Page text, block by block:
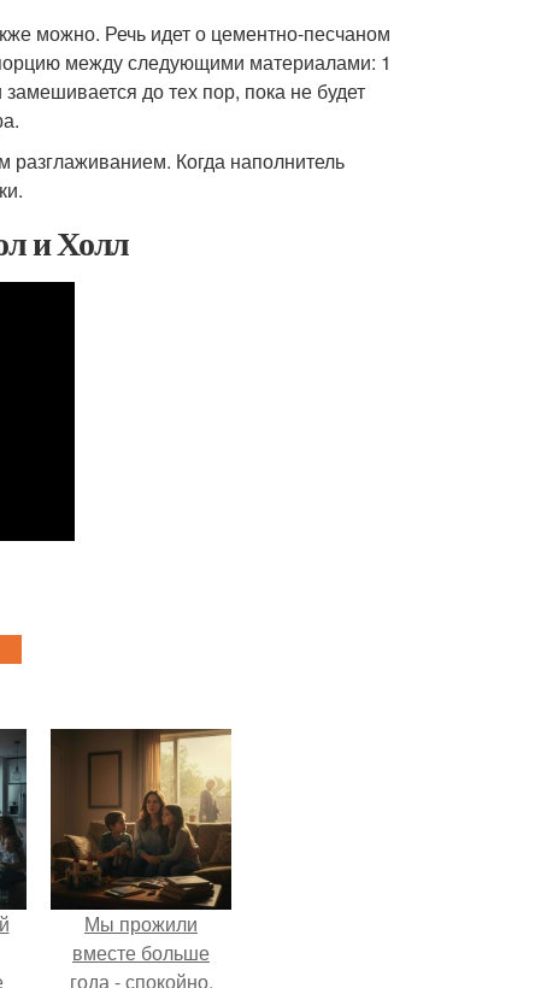
можно. Речь идет о цементно-песчаном
между следующими материалами: 1
до тех пор, пока не будет
Когда наполнитель
и Холл
Мы прожили
вместе больше
года - спокойно,